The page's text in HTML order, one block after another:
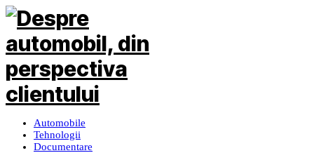
Automobile
Tehnologii
Documentare